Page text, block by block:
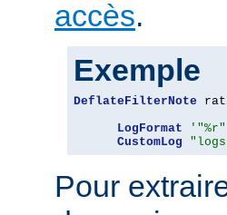
accès.
Exemple
DeflateFilterNote
LogFormat
CustomLog
Pour